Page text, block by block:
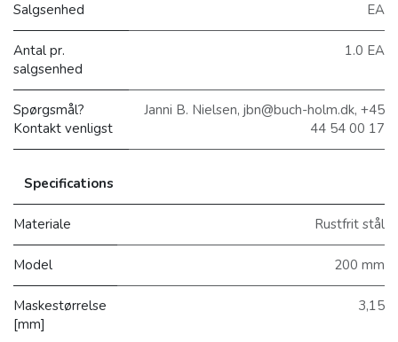
Salgsenhed EA
Antal pr.
salgsenhed
1.0 EA
Spørgsmål?
Kontakt venligst
Janni B. Nielsen, jbn@buch-holm.dk, +45
44 54 00 17
Specifications
Materiale Rustfrit stål
Model 200 mm
Maskestørrelse
[mm]
3,15